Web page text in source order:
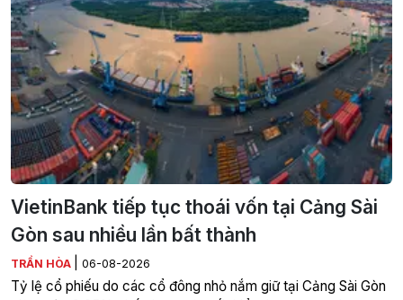
VietinBank tiếp tục thoái vốn tại Cảng Sài
Gòn sau nhiều lần bất thành
TRẦN HÒA 06-08-2026
Tỷ lệ cổ phiếu do các cổ đông nhỏ nắm giữ tại Cảng Sài Gòn